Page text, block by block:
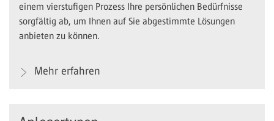
einem vierstufigen Prozess Ihre persönlichen Bedürfnisse
sorgfältig ab, um Ihnen auf Sie abgestimmte Lösungen
anbieten zu können.
Mehr erfahren